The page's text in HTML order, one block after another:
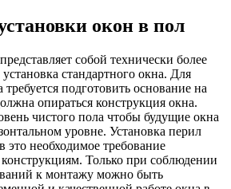
окон в пол
собой технически более
стандартного окна. Для
требуется подготовить основание на
опираться конструкция окна.
чистого пола чтобы будущие окна
уровне. Установка перил
необходимое требование
Только при соблюдении
к монтажу можно быть